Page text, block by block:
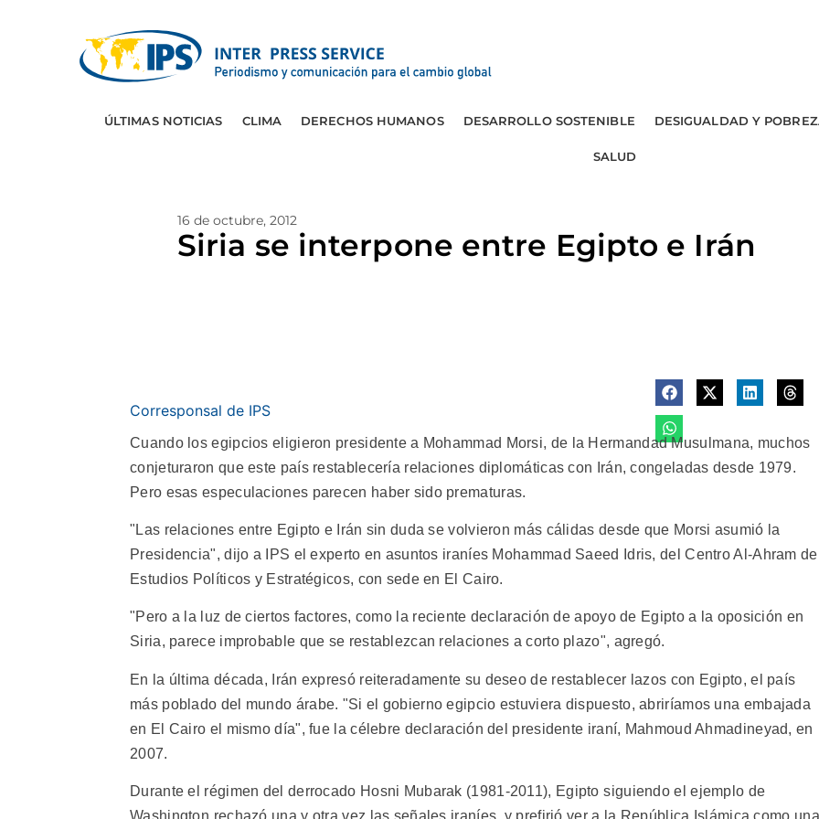
ÚLTIMAS NOTICIAS CLIMA DERECHOS HUMANOS DESARROLLO SOSTENIBLE DESIGUALDAD Y
SALUD
16 de octubre, 2012
Siria se interpone entre Egipto e Irán
Corresponsal de IPS
Cuando los egipcios eligieron presidente a Mohammad Morsi, de la Hermandad Musulmana, muchos
conjeturaron que este país restablecería relaciones diplomáticas con Irán, congeladas desde 1979.
Pero esas especulaciones parecen haber sido prematuras.
"Las relaciones entre Egipto e Irán sin duda se volvieron más cálidas desde que Morsi asumió la
Presidencia", dijo a IPS el experto en asuntos iraníes Mohammad Saeed Idris, del Centro Al-Ahram de
Estudios Políticos y Estratégicos, con sede en El Cairo.
"Pero a la luz de ciertos factores, como la reciente declaración de apoyo de Egipto a la oposición en
Siria, parece improbable que se restablezcan relaciones a corto plazo", agregó.
En la última década, Irán expresó reiteradamente su deseo de restablecer lazos con Egipto, el país
más poblado del mundo árabe. "Si el gobierno egipcio estuviera dispuesto, abriríamos una embajada
en El Cairo el mismo día", fue la célebre declaración del presidente iraní, Mahmoud Ahmadineyad, en
2007.
Durante el régimen del derrocado Hosni Mubarak (1981-2011), Egipto siguiendo el ejemplo de
Washington rechazó una y otra vez las señales iraníes, y prefirió ver a la República Islámica como una